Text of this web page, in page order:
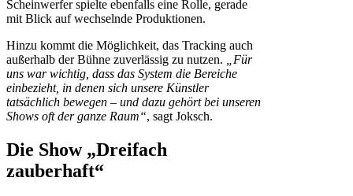
Scheinwerfer spielte ebenfalls eine Rolle, gerade
mit Blick auf wechselnde Produktionen.
Hinzu kommt die Möglichkeit, das Tracking auch
außerhalb der Bühne zuverlässig zu nutzen.
„Für
uns war wichtig, dass das System die Bereiche
einbezieht, in denen sich unsere Künstler
tatsächlich bewegen – und dazu gehört bei unseren
Shows oft der ganze Raum“, sagt Joksch.
Die Show „Dreifach
zauberhaft“